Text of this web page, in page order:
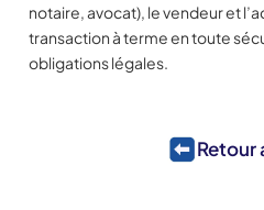
notaire, avocat), le vendeur et
transaction à terme en toute
obligations légales.
Retour